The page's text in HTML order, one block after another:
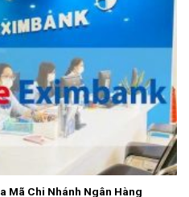
Mã Chi Nhánh Ngân Hàng